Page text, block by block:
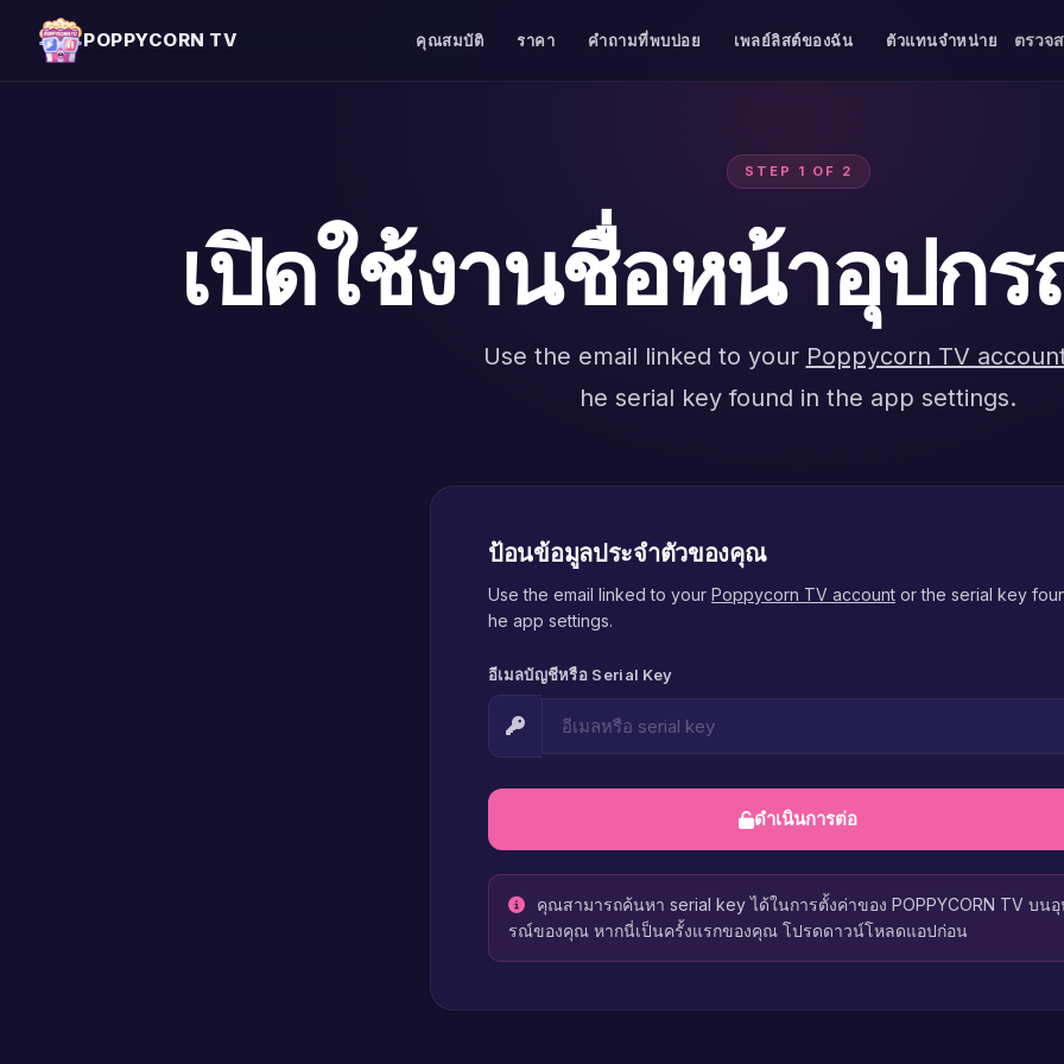
POPPYCORN TV คุณสมบัติ ราคา คำถามที่พบบ่อย เพลย์ลิสต์ของฉัน ตัวแทนจำหน่าย ตรวจ
STEP 1 OF 2
เปิดใช้งานชื่อหน้าอุปก
Use the email linked to your Poppycorn TV
he serial key found in the app settings.
ป้อนข้อมูลประจำตัวของคุณ
Use the email linked to your Poppycorn TV account or the serial key
he app settings.
อีเมลบัญชีหรือ Serial Key
ดำเนินการต่อ
คุณสามารถค้นหา serial key ได้ในการตั้งค่าของ POPPYCORN TV บน
รณ์ของคุณ หากนี่เป็นครั้งแรกของคุณ โปรดดาวน์โหลดแอปก่อน